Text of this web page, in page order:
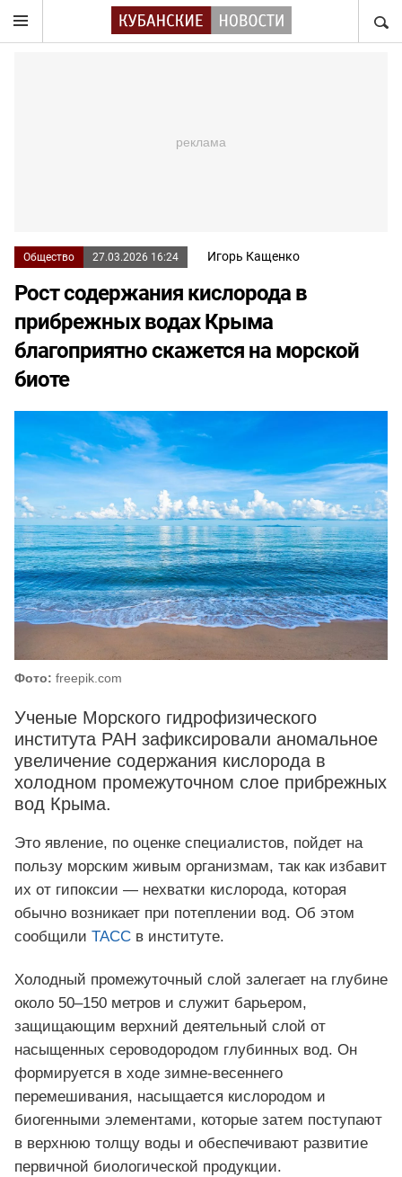
Общество 27.03.2026 16:24 Игорь Кащенко
Рост содержания кислорода в
прибрежных водах Крыма
благоприятно скажется на морской
биоте
Фото: freepik.com
Ученые Морского гидрофизического
института РАН зафиксировали аномальное
увеличение содержания кислорода в
холодном промежуточном слое прибрежных
вод Крыма.
Это явление, по оценке специалистов, пойдет на
пользу морским живым организмам, так как избавит
их от гипоксии — нехватки кислорода, которая
обычно возникает при потеплении вод. Об этом
сообщили ТАСС в институте.
Холодный промежуточный слой залегает на глубине
около 50–150 метров и служит барьером,
защищающим верхний деятельный слой от
насыщенных сероводородом глубинных вод. Он
формируется в ходе зимне-весеннего
перемешивания, насыщается кислородом и
биогенными элементами, которые затем поступают
в верхнюю толщу воды и обеспечивают развитие
первичной биологической продукции.